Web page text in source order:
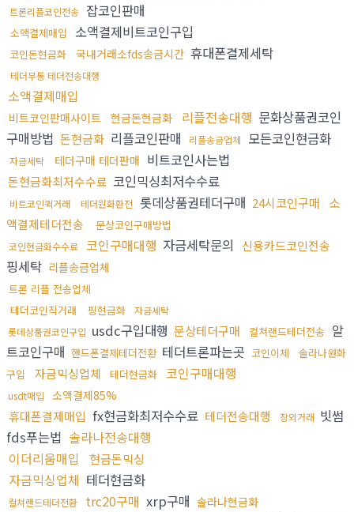
트론리플코인전송 잡코인판매
소액결제매입 소액결제비트코인구입
코인돈현금화 국내거래소fds송금시간 휴대폰결제세탁
테더무통 테더전송대행
소액결제매입
비트코인판매사이트 현금돈현금화 리플전송대행 문화상품권코인
구매방법 돈현금화 리플코인판매 리플송금업체 모든코인현금화
자금세탁 테더구매 테더판매 비트코인사는법
돈현금화최저수수료 코인믹싱최저수수료
비트코인퀵거래 테더원화환전 롯데상품권테더구매 24시코인구매
소
액결제테더전송
문상코인구매방법
코인현금화수수료 코인구매대행 자금세탁문의 신용카드코인전송
핑세탁 리플송금업체
트론 리플 전송업체
테더코인직거래
핑현금화
자금세탁
롯데상품권코인구입 usdc구입대행 문상테더구매 컬쳐랜드테더전송 알
트코인구매 핸드폰결제테더전환 테더트론파는곳 코인이체
솔라나원화
구입
자금믹싱업체 테더현금화 코인구매대행
usdt매입 소액결제85%
휴대폰결제매입 fx현금화최저수수료 테더전송대행 장외거래 빗썸
fds푸는법 솔라나전송대행
이더리움매입
현금돈믹싱
자금믹싱업체 테더현금화
컬쳐랜드테더전환 trc20구매 xrp구매 솔라나현금화